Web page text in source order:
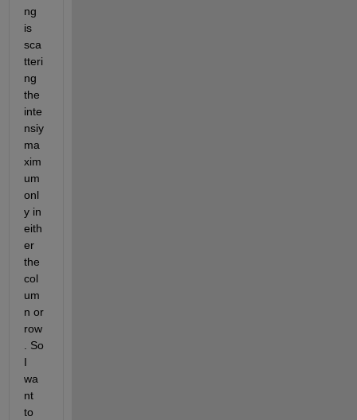
ng
is
sca
tteri
ng
the
inte
nsiy
ma
xim
um
onl
y in
eith
er
the
col
um
n or
row
. So
I
wa
nt
to